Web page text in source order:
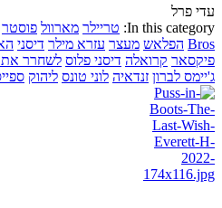
עדי פרל
In this category: טריילר מארוול פוסטר
Bros הפלאש מעצר עזרא מילר דיסני
פיקסאר קרואלה דיסני פלוס לשחרר את
ג'יימס לברון זנדאיה לוני טונס ליהוק